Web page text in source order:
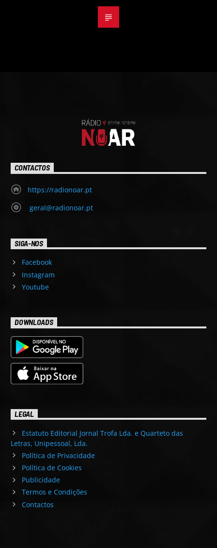
CONTACTOS
https://radionoar.pt
geral@radionoar.pt
SIGA-NOS
Facebook
Instagram
Youtube
DOWNLOADS
LEGAL
Estatuto Editorial Jornal Trofa Lda. e Quarteto das
Letras, Unipessoal, Lda.
Política de Privacidade
Política de Cookies
Publicidade
Termos e Condições
Contactos